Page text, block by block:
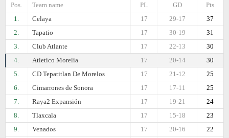
Pos.
Team name Pts
GD
PL
1.
Celaya 37
29-17
17
2.
Tapatio 31
30-19
17
3.
Club Atlante 30
22-13
17
4.
Atletico Morelia 30
20-14
17
5.
CD Tepatitlan De Morelos 25
21-12
17
6.
Cimarrones de Sonora 25
17-11
17
7.
Raya2 Expansión 24
19-21
17
8.
Tlaxcala 23
15-18
17
9.
Venados 22
20-16
17